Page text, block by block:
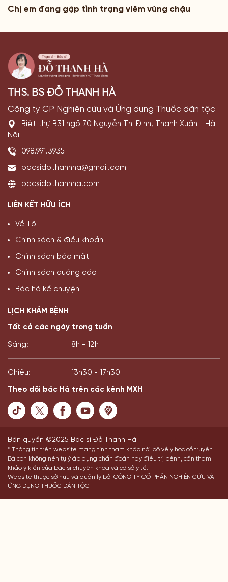
Chị em đang gặp tình trạng viêm vùng chậu
THS. BS ĐỖ THANH HÀ
Công ty CP Nghiên cứu và Ứng dụng Thuốc dân tộc
Biệt thự B31 ngõ 70 Nguyễn Thị Định, Thanh Xuân - Hà
Nội
098.991.3935
bacsidothanhha@gmail.com
bacsidothanhha.com
LIÊN KẾT HỮU ÍCH
Về Tôi
Chính sách & điều khoản
Chính sách bảo mật
Chính sách quảng cáo
Bác hà kể chuyện
LỊCH KHÁM BỆNH
Tất cả các ngày trong tuần
Sáng: 8h - 12h
Chiều: 13h30 - 17h30
Theo dõi bác Hà trên các kênh MXH
Bản quyền ©2025 Bác sĩ Đỗ Thanh Hà
* Thông tin trên website mang tính tham khảo nội bộ về y học cổ truyền.
Bà con không nên tự ý áp dụng chẩn đoán hay điều trị bệnh, cần tham
khảo ý kiến của bác sĩ chuyên khoa và cơ sở y tế.
Website thuộc sở hữu và quản lý bởi CÔNG TY CỔ PHẦN NGHIÊN CỨU VÀ
ỨNG DỤNG THUỐC DÂN TỘC